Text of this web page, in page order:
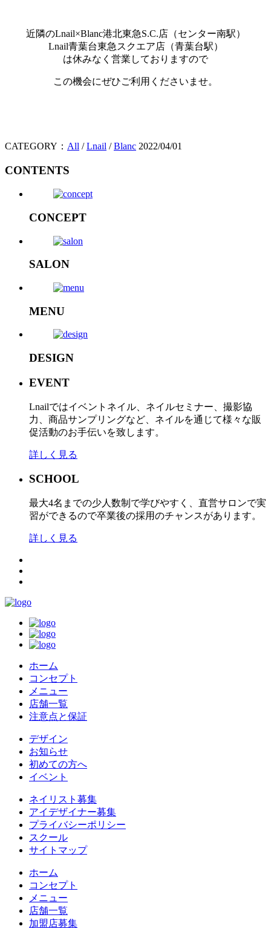
近隣のLnail×Blanc港北東急S.C.店（センター南駅）
Lnail青葉台東急スクエア店（青葉台駅）
は休みなく営業しておりますので
この機会にぜひご利用くださいませ。
CATEGORY： All /Lnail /Blanc 2022/04/01
CONTENTS
CONCEPT
SALON
MENU
DESIGN
EVENT
Lnailではイベントネイル、ネイルセミナー、撮影協
力、商品サンプリングなど、ネイルを通じて様々な販
促活動のお手伝いを致します。
詳しく見る
SCHOOL
最大4名までの少人数制で学びやすく、直営サロンで実
習ができるので卒業後の採用のチャンスがあります。
詳しく見る
ホーム
コンセプト
メニュー
店舗一覧
注意点と保証
デザイン
お知らせ
初めての方へ
イベント
ネイリスト募集
アイデザイナー募集
プライバシーポリシー
スクール
サイトマップ
ホーム
コンセプト
メニュー
店舗一覧
加盟店募集